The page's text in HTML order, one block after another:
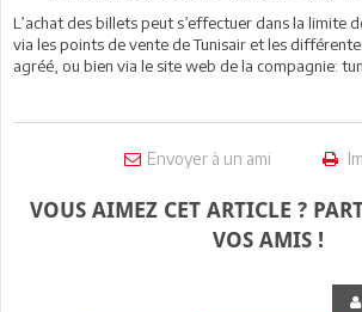
L’achat des billets peut s’effectuer dans la limite
via les points de vente de Tunisair et les
agréé, ou bien via le site web de la compagnie:
Envoyer à un ami
VOUS AIMEZ CET ARTICLE ?
VOS AMIS !